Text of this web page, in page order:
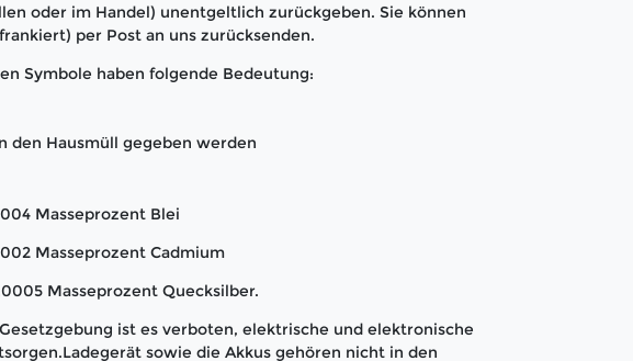
oder im Handel) unentgeltlich zurückgeben. Sie können
per Post an uns zurücksenden.
Symbole haben folgende Bedeutung:
den Hausmüll gegeben werden
Masseprozent Blei
Masseprozent Cadmium
Masseprozent Quecksilber.
ist es verboten, elektrische und elektronische
sowie die Akkus gehören nicht in den